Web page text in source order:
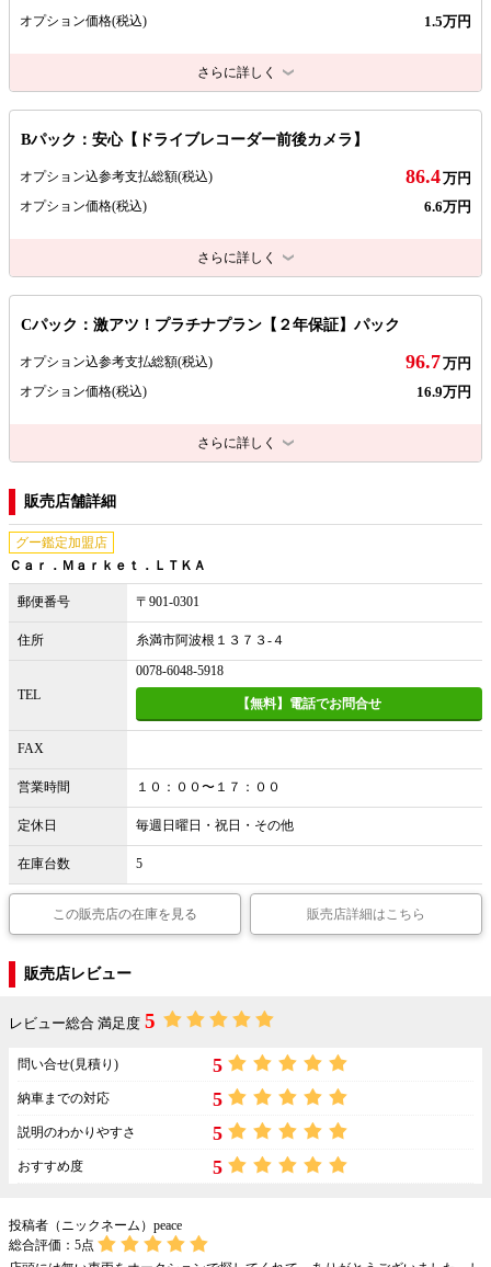
オプション価格(税込) 1.5万円
さらに詳しく
Bパック：安心【ドライブレコーダー前後カメラ】
オプション込参考支払総額(税込) 86.4万円
オプション価格(税込) 6.6万円
さらに詳しく
Cパック：激アツ！プラチナプラン【２年保証】パック
オプション込参考支払総額(税込) 96.7万円
オプション価格(税込) 16.9万円
さらに詳しく
販売店舗詳細
グー鑑定加盟店
Ｃａｒ．Ｍａｒｋｅｔ．ＬＴＫＡ
郵便番号 〒901-0301
住所 糸満市阿波根１３７３‐４
TEL
0078-6048-5918
【無料】電話でお問合せ
FAX
営業時間 １０：００〜１７：００
定休日 毎週日曜日・祝日・その他
在庫台数 5
この販売店の在庫を見る 販売店詳細はこちら
販売店レビュー
レビュー総合 満足度 5
問い合せ(見積り) 5
納車までの対応 5
説明のわかりやすさ 5
おすすめ度 5
投稿者（ニックネーム）peace
総合評価： 5点